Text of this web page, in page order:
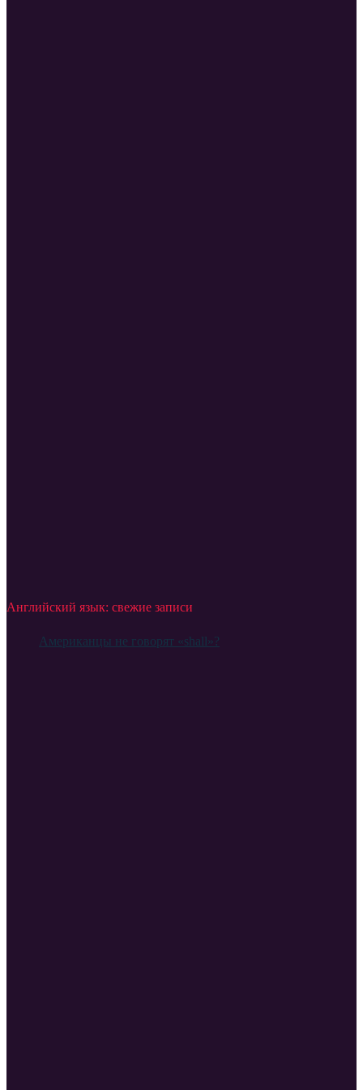
Английский язык: свежие записи
Американцы не говорят «shall»?